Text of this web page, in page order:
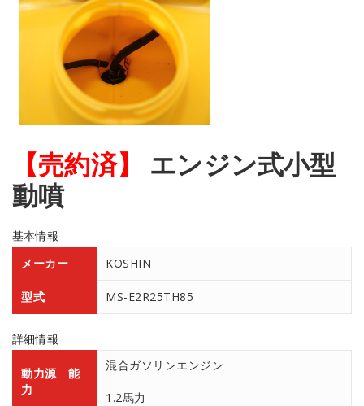
【売約済】
エンジン式小型
動噴
基本情報
メーカー
KOSHIN
型式 MS-E2R25TH85
詳細情報
動力源 能
力
混合ガソリンエンジン
1.2馬力